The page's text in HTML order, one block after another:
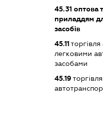
45.31оптова
приладдям
засобів
45.11торгівля
легковими
засобами
45.19